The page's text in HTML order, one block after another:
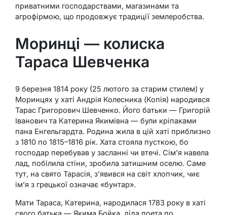
приватними господарствами, магазинами та
агрофірмою, що продовжує традиції землеробства.
Моринці — колиска
Тараса Шевченка
9 березня 1814 року (25 лютого за старим стилем) у
Моринцях у хаті Андрія Колесника (Копія) народився
Тарас Григорович Шевченко. Його батьки — Григорій
Іванович та Катерина Якимівна — були кріпаками
пана Енгельгардта. Родина жила в цій хаті приблизно
з 1810 по 1815–1816 рік. Хата стояла пусткою, бо
господар перебував у засланні чи втечі. Сім’я навела
лад, побілила стіни, зробила затишним оселю. Саме
тут, на свято Тарасія, з’явився на світ хлопчик, чиє
ім’я з грецької означає «бунтар».
Мати Тараса, Катерина, народилася 1783 року в хаті
свого батька — Якима Бойка, діда поета по